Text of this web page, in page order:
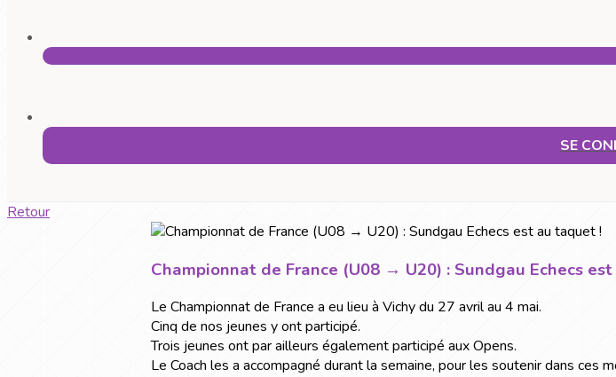
SE
Retour
Championnat de France (U08 → U20) : Sundgau Echecs
Le Championnat de France a eu lieu à Vichy du 27 avril au 4 mai.
Cinq de nos jeunes y ont participé.
Trois jeunes ont par ailleurs également participé aux Opens.
Le Coach les a accompagné durant la semaine, pour les soutenir dans ces